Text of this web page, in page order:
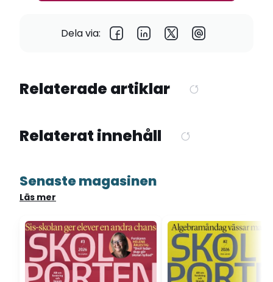
Dela via:
Relaterade artiklar
Relaterat innehåll
Senaste magasinen
Läs mer